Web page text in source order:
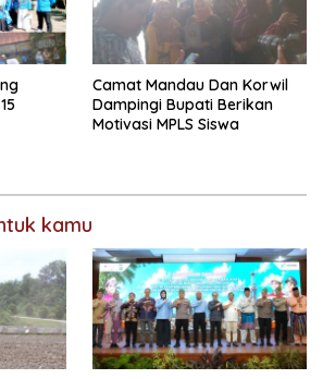
Camat Mandau Dan Korwil
Dampingi Bupati Berikan
Motivasi MPLS Siswa
kamu